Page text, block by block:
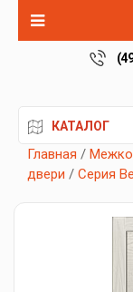
КАТАЛОГ
Главная /
двери / Серия